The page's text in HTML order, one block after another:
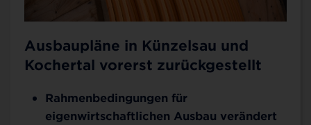
Ausbaupläne in Künzelsau und
Kochertal vorerst zurückgestellt
Rahmenbedingungen für
eigenwirtschaftlichen Ausbau verändert